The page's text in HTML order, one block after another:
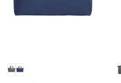
de
productpagina